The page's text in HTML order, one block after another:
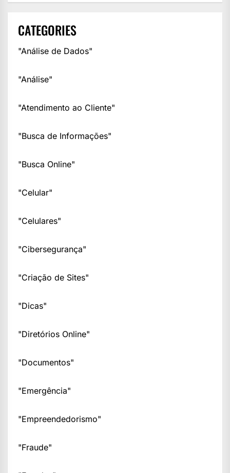
CATEGORIES
"Análise de Dados"
"Análise"
"Atendimento ao Cliente"
"Busca de Informações"
"Busca Online"
"Celular"
"Celulares"
"Cibersegurança"
"Criação de Sites"
"Dicas"
"Diretórios Online"
"Documentos"
"Emergência"
"Empreendedorismo"
"Fraude"